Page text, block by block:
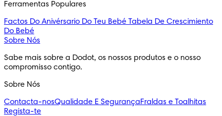
Ferramentas Populares
Factos Do Anivérsario Do Teu Bebé Tabela De Crescimiento
Do Bebé
Sobre Nós
Sabe mais sobre a Dodot, os nossos produtos e o nosso
compromisso contigo.
Sobre Nós
Contacta-nosQualidade E SegurançaFraldas e Toalhitas
Regista-te